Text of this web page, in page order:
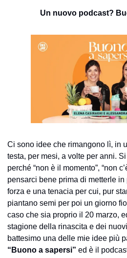
Un nuovo podcast?
Ci sono idee che rimangono lì, in
testa, per mesi, a volte per anni.
perché “non è il momento”, “non
pensarci bene prima di metterle in
forza e una tenacia per cui, pur
piantano semi per poi un giorno
caso che sia proprio il 20 marzo,
stagione della rinascita e dei
“Buono a sapersi” ed è il